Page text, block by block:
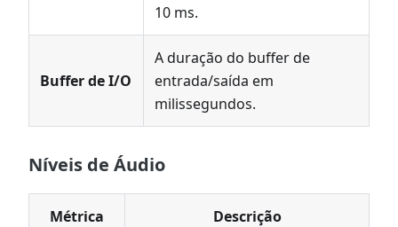
10 ms.
Buffer de I/O
A duração do buffer de
entrada/saída em
milissegundos.
Níveis de Áudio
Métrica Descrição